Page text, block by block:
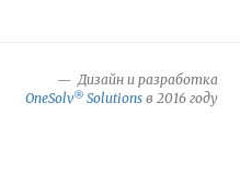
Дизайн и разработка
OneSolv® Solutions в 2016 году